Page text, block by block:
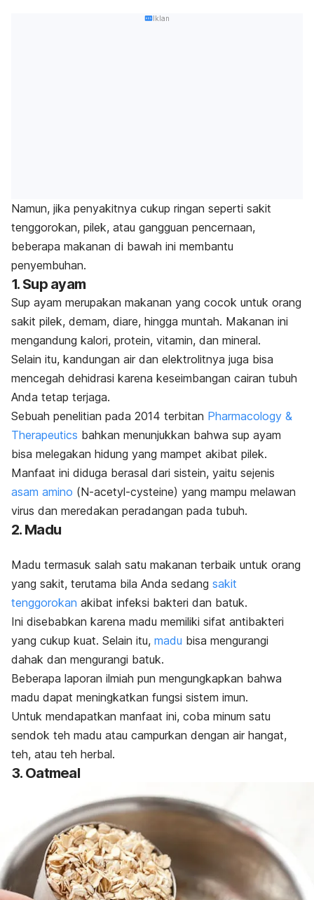
Iklan
Namun, jika penyakitnya cukup ringan seperti sakit
tenggorokan, pilek, atau gangguan pencernaan,
beberapa makanan di bawah ini membantu
penyembuhan.
1. Sup ayam
Sup ayam merupakan makanan yang cocok untuk orang
sakit pilek, demam, diare, hingga muntah. Makanan ini
mengandung kalori, protein, vitamin, dan mineral.
Selain itu, kandungan air dan elektrolitnya juga bisa
mencegah dehidrasi karena keseimbangan cairan tubuh
Anda tetap terjaga.
Sebuah penelitian pada 2014 terbitan Pharmacology &
Therapeutics bahkan menunjukkan bahwa sup ayam
bisa melegakan hidung yang mampet akibat pilek.
Manfaat ini diduga berasal dari sistein, yaitu sejenis
asam amino (N-acetyl-cysteine) yang mampu melawan
virus dan meredakan peradangan pada tubuh.
2. Madu
Madu termasuk salah satu makanan terbaik untuk orang
yang sakit, terutama bila Anda sedang sakit
tenggorokan akibat infeksi bakteri dan batuk.
Ini disebabkan karena madu memiliki sifat antibakteri
yang cukup kuat. Selain itu, madu bisa mengurangi
dahak dan mengurangi batuk.
Beberapa laporan ilmiah pun mengungkapkan bahwa
madu dapat meningkatkan fungsi sistem imun.
Untuk mendapatkan manfaat ini, coba minum satu
sendok teh madu atau campurkan dengan air hangat,
teh, atau teh herbal.
3. Oatmeal